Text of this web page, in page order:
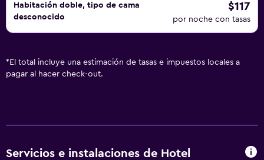
Habitación doble, tipo de cama
desconocido
$117
por noche con tasas
* El total incluye una estimación de tasas e impuestos locales a
pagar al hacer check-out.
Servicios e instalaciones de Hotel